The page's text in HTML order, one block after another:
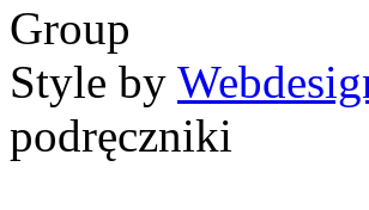
Group
Style by
podręczniki